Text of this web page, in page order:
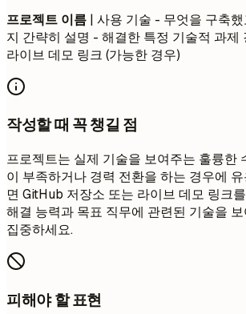
프로젝트 이름 | 사용 기술 - 무엇을 구축
지 간략히 설명 - 해결한 특정 기술적 과제
라이브 데모 링크 (가능한 경우)
작성할 때 꼭 챙길 점
프로젝트는 실제 기술을 보여주는 훌륭한
이 부족하거나 경력 전환을 하는 경우에
면 GitHub 저장소 또는 라이브 데모 링크
해결 능력과 목표 직무에 관련된 기술을
집중하세요.
피해야 할 표현